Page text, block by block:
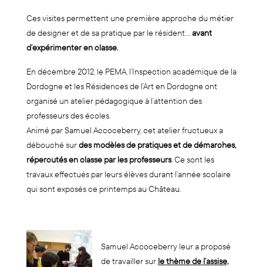
Ces visites permettent une première approche du métier
de designer et de sa pratique par le résident….avant
d’expérimenter en classe.
En décembre 2012, le PEMA, l’Inspection académique de la
Dordogne et les Résidences de l’Art en Dordogne ont
organisé un atelier pédagogique à l’attention des
professeurs des écoles.
Animé par Samuel Accoceberry, cet atelier fructueux a
débouché surdes modèles de pratiques et de démarches,
répercutés en classe par les professeurs. Ce sont les
travaux effectués par leurs élèves durant l’année scolaire
qui sont exposés ce printemps au Château.
Samuel Accoceberry leur a proposé
de travailler sur le thème de l’assise,